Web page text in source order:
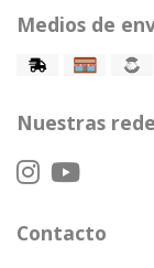
Medios de
Nuestras
Contacto